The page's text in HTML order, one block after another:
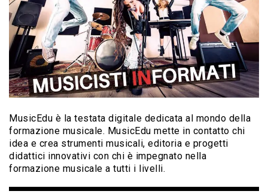
MusicEdu è la testata digitale dedicata al mondo della
formazione musicale. MusicEdu mette in contatto chi
idea e crea strumenti musicali, editoria e progetti
didattici innovativi con chi è impegnato nella
formazione musicale a tutti i livelli.